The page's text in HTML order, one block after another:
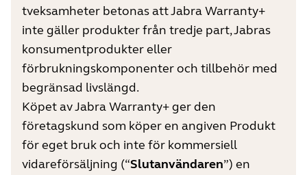
tveksamheter betonas att Jabra Warranty+
inte gäller produkter från tredje part, Jabras
konsumentprodukter eller
förbrukningskomponenter och tillbehör med
begränsad livslängd.
Köpet av Jabra Warranty+ ger den
företagskund som köper en angiven Produkt
för eget bruk och inte för kommersiell
vidareförsäljning (“Slutanvändaren”) en